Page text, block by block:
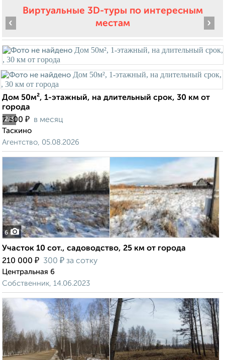
Виртуальные 3D-туры по интересным
местам
2/3
‹ ›
Дом 50м², 1-этажный, на длительный срок, 30 км от
города
7 500 ₽ в месяц
Таскино
Агентство, 05.08.2026
6
Участок 10 сот., садоводство, 25 км от города
210 000 ₽ 300 ₽ за сотку
Центральная 6
Собственник, 14.06.2023